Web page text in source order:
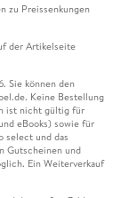
zu Preissenkungen
der Artikelseite
Sie können den
Keine Bestellung
ist nicht gültig für
eBooks) sowie für
select und das
Gutscheinen und
Ein Weiterverkauf